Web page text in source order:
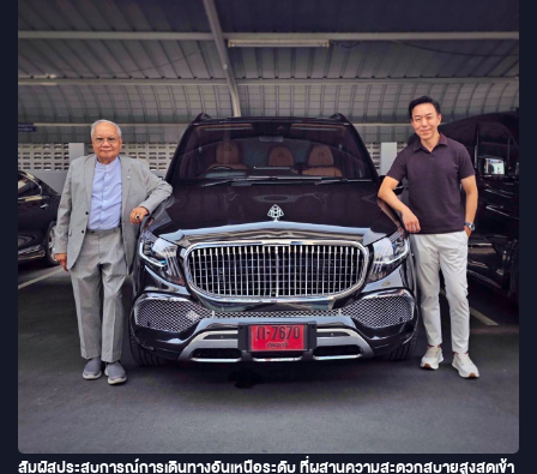
สัมผัสประสบการณ์การเดินทางอันเหนือระดับ ที่ผสานความสะดวกสบายสูงสุดเข้า